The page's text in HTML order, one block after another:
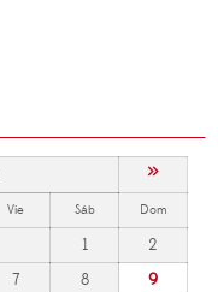
»
Vie Sáb Dom
1
2
7 8
9